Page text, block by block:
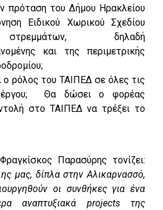
πρόταση του Δήμου Ηρακλείου
Ειδικού Χωρικού Σχεδίου
δηλαδή
και της περιμετρικής
ο ρόλος του ΤΑΙΠΕΔ σε όλες τις
έργου; Θα δώσει ο φορέας
στο ΤΑΙΠΕΔ να τρέξει το
Παρασύρης τονίζει:
μας, δίπλα στην Αλικαρνασσό,
οι συνθήκες για ένα
αναπτυξιακά projectsτης